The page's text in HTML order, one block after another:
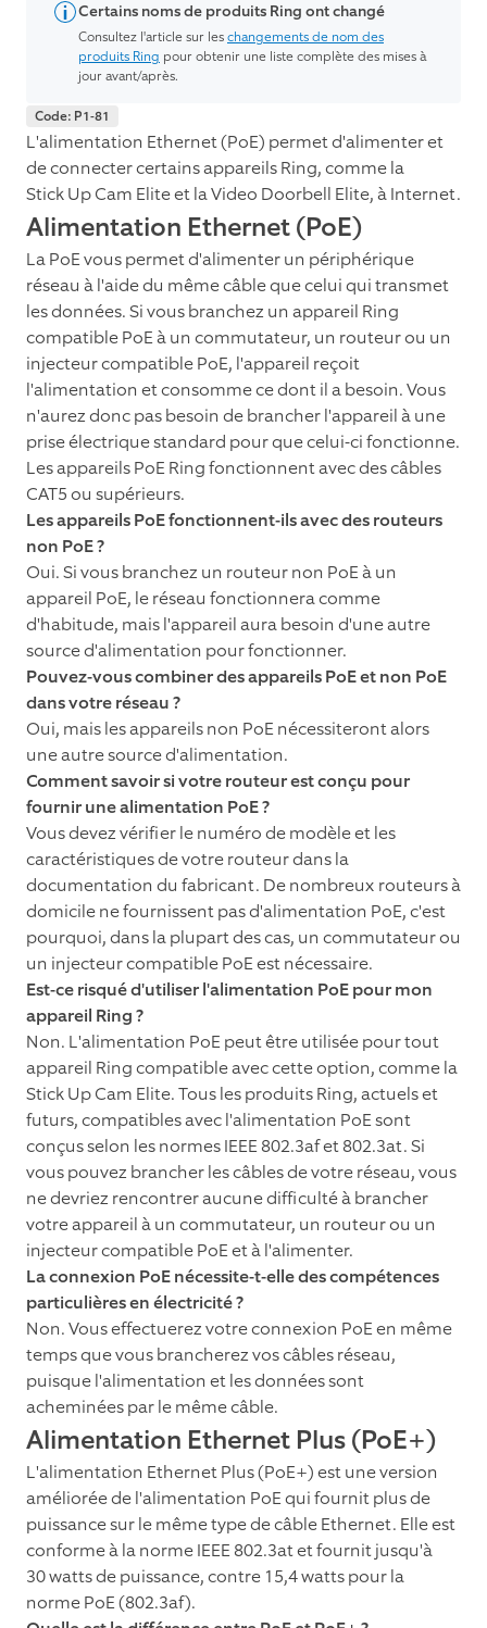
Certains noms de produits Ring ont changé
Consultez l'article sur leschangements de nom des
produits Ring pour obtenir une liste complète des mises à
jour avant/après.
Code: P1-81
L'alimentation Ethernet (PoE) permet d'alimenter et
de connecter certains appareils Ring, comme la
Stick Up Cam Elite et la Video Doorbell Elite, à Internet.
Alimentation Ethernet (PoE)
La PoE vous permet d'alimenter un périphérique
réseau à l'aide du même câble que celui qui transmet
les données. Si vous branchez un appareil Ring
compatible PoE à un commutateur, un routeur ou un
injecteur compatible PoE, l'appareil reçoit
l'alimentation et consomme ce dont il a besoin. Vous
n'aurez donc pas besoin de brancher l'appareil à une
prise électrique standard pour que celui-ci fonctionne.
Les appareils PoE Ring fonctionnent avec des câbles
CAT5 ou supérieurs.
Les appareils PoE fonctionnent-ils avec des routeurs
non PoE ?
Oui. Si vous branchez un routeur non PoE à un
appareil PoE, le réseau fonctionnera comme
d'habitude, mais l'appareil aura besoin d'une autre
source d'alimentation pour fonctionner.
Pouvez-vous combiner des appareils PoE et non PoE
dans votre réseau ?
Oui, mais les appareils non PoE nécessiteront alors
une autre source d'alimentation.
Comment savoir si votre routeur est conçu pour
fournir une alimentation PoE ?
Vous devez vérifier le numéro de modèle et les
caractéristiques de votre routeur dans la
documentation du fabricant. De nombreux routeurs à
domicile ne fournissent pas d'alimentation PoE, c'est
pourquoi, dans la plupart des cas, un commutateur ou
un injecteur compatible PoE est nécessaire.
Est-ce risqué d'utiliser l'alimentation PoE pour mon
appareil Ring ?
Non. L'alimentation PoE peut être utilisée pour tout
appareil Ring compatible avec cette option, comme la
Stick Up Cam Elite. Tous les produits Ring, actuels et
futurs, compatibles avec l'alimentation PoE sont
conçus selon les normes IEEE 802.3af et 802.3at. Si
vous pouvez brancher les câbles de votre réseau, vous
ne devriez rencontrer aucune difficulté à brancher
votre appareil à un commutateur, un routeur ou un
injecteur compatible PoE et à l'alimenter.
La connexion PoE nécessite-t-elle des compétences
particulières en électricité ?
Non. Vous effectuerez votre connexion PoE en même
temps que vous brancherez vos câbles réseau,
puisque l'alimentation et les données sont
acheminées par le même câble.
Alimentation Ethernet Plus (PoE+)
L'alimentation Ethernet Plus (PoE+) est une version
améliorée de l'alimentation PoE qui fournit plus de
puissance sur le même type de câble Ethernet. Elle est
conforme à la norme IEEE 802.3at et fournit jusqu'à
30 watts de puissance, contre 15,4 watts pour la
norme PoE (802.3af).